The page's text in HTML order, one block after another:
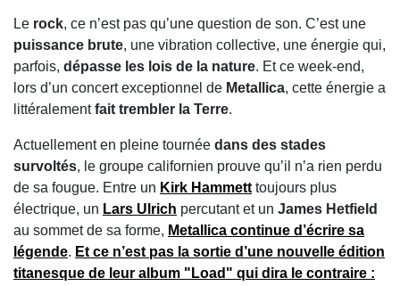
Le rock, ce n’est pas qu’une question de son. C’est une
puissance brute, une vibration collective, une énergie qui,
parfois, dépasse les lois de la nature. Et ce week-end,
lors d’un concert exceptionnel de Metallica, cette énergie a
littéralementfait trembler la Terre.
Actuellement en pleine tournée dans des stades
survoltés, le groupe californien prouve qu’il n’a rien perdu
de sa fougue. Entre un Kirk Hammett toujours plus
électrique, un Lars Ulrich percutant et un James Hetfield
au sommet de sa forme, Metallica continue d’écrire sa
légende. Et ce n’est pas la sortie d’une nouvelle édition
titanesque de leur album "Load" qui dira le contraire :